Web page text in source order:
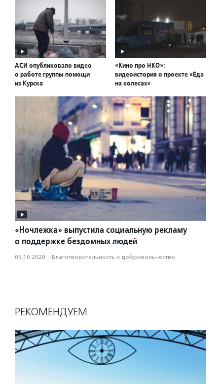
АСИ опубликовало видео
о работе группы помощи
из Курска
«Кино про НКО»:
видеоистория о проекте «Еда
на колесах»
«Ночлежка» выпустила социальную рекламу
о поддержке бездомных людей
05.10.2020 · Благотвори­тель­ность и доброволь­чест­во
РЕКОМЕНДУЕМ